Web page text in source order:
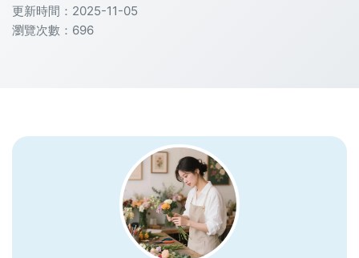
更新時間：2025-11-05
瀏覽次數：696